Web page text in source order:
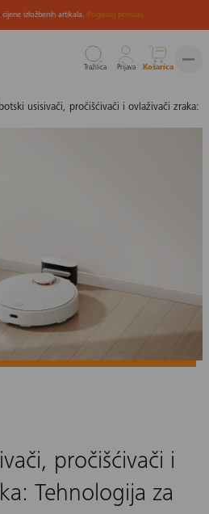
izložbenih artikala. Pogledaj ponudu
Tražilica Prijava Košarica
usisivači, pročišćivači i ovlaživači zraka:
pročišćivači i
Tehnologija za